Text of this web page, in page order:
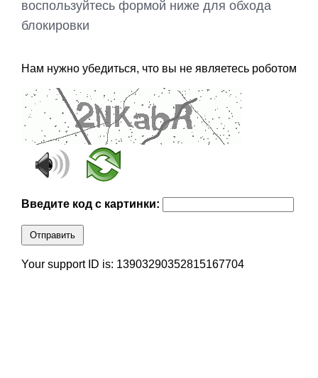
воспользуйтесь формой ниже для обхода
блокировки
Нам нужно убедиться, что вы не являетесь роботом
Введите код с картинки:
Отправить
Your support ID is: 13903290352815167704